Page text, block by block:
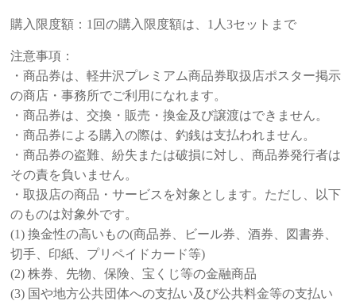
購入限度額：1回の購入限度額は、1人3セットまで
注意事項：
・商品券は、軽井沢プレミアム商品券取扱店ポスター掲示
の商店・事務所でご利用になれます。
・商品券は、交換・販売・換金及び譲渡はできません。
・商品券による購入の際は、釣銭は支払われません。
・商品券の盗難、紛失または破損に対し、商品券発行者は
その責を負いません。
・取扱店の商品・サービスを対象とします。ただし、以下
のものは対象外です。
(1) 換金性の高いもの(商品券、ビール券、酒券、図書券、
切手、印紙、プリペイドカード等)
(2) 株券、先物、保険、宝くじ等の金融商品
(3) 国や地方公共団体への支払い及び公共料金等の支払い